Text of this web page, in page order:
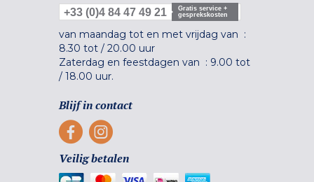
+33 (0)4 84 47 49 21
Gratis service +
gesprekskosten
van maandag tot en met vrijdag van :
8.30 tot / 20.00 uur
Zaterdag en feestdagen van : 9.00 tot
/ 18.00 uur.
Blijf in contact
Veilig betalen